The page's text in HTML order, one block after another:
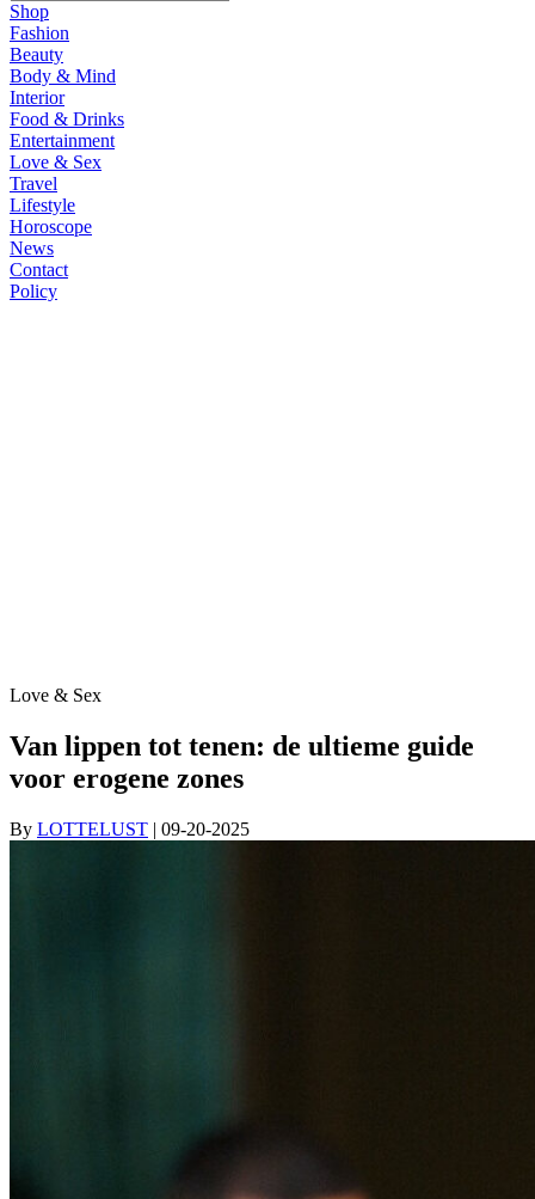
Shop
Fashion
Beauty
Body & Mind
Interior
Food & Drinks
Entertainment
Love & Sex
Travel
Lifestyle
Horoscope
News
Contact
Policy
Love & Sex
Van lippen tot tenen: de ultieme guide
voor erogene zones
By LOTTELUST | 09-20-2025